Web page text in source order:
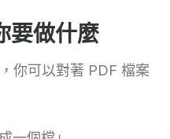
要做什麼
你可以對著 PDF 檔案